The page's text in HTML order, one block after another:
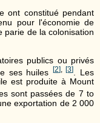
ont constitué pendant
pour l'économie de
parie de la colonisation
publics ou privés
ses huiles [2],[3]
. Les
est produite à Mount
sont passées de 7 to
exportation de 2 000